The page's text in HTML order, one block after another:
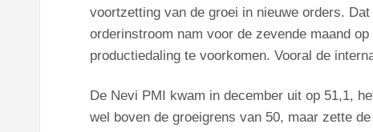
voortzetting van de groei in nieuwe orders.
orderinstroom nam voor de zevende maand
productiedaling te voorkomen. Vooral de
De Nevi PMI kwam in december uit op 51,1,
wel boven de groeigrens van 50, maar zette